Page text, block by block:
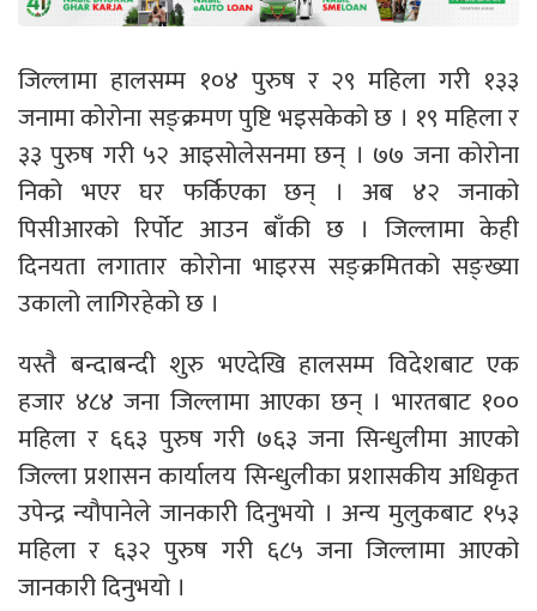
जिल्लामा हालसम्म १०४ पुरुष र २९ महिला गरी १३३
जनामा कोरोना सङ्क्रमण पुष्टि भइसकेको छ । १९ महिला र
३३ पुरुष गरी ५२ आइसोलेसनमा छन् । ७७ जना कोरोना
निको भएर घर फर्किएका छन् । अब ४२ जनाको
पिसीआरको रिर्पोट आउन बाँकी छ । जिल्लामा केही
दिनयता लगातार कोरोना भाइरस सङ्क्रमितको सङ्ख्या
उकालो लागिरहेको छ ।
यस्तै बन्दाबन्दी शुरु भएदेखि हालसम्म विदेशबाट एक
हजार ४८४ जना जिल्लामा आएका छन् । भारतबाट १००
महिला र ६६३ पुरुष गरी ७६३ जना सिन्धुलीमा आएको
जिल्ला प्रशासन कार्यालय सिन्धुलीका प्रशासकीय अधिकृत
उपेन्द्र न्यौपानेले जानकारी दिनुभयो । अन्य मुलुकबाट १५३
महिला र ६३२ पुरुष गरी ६८५ जना जिल्लामा आएको
जानकारी दिनुभयो ।